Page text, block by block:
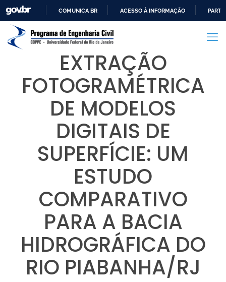
PARA
CONTEÚDO
COMUNICA BR ACESSO À INFORMAÇÃO
EXTRAÇÃO
FOTOGRAMÉTRICA
DE MODELOS
DIGITAIS DE
SUPERFÍCIE: UM
ESTUDO
COMPARATIVO
PARA A BACIA
HIDROGRÁFICA DO
RIO PIABANHA/RJ